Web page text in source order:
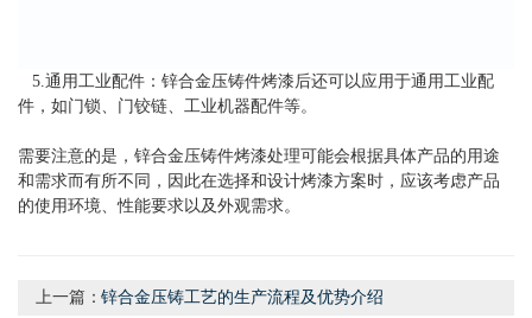
5.通用工业配件：锌合金压铸件烤漆后还可以应用于通用工业配
件，如门锁、门铰链、工业机器配件等。
需要注意的是， 锌合金压铸件烤漆处理可能会根据具体产品的用途
和需求而有所不同，因此在选择和设计烤漆方案时，应该考虑产品
的使用环境、性能要求以及外观需求。
上一篇：锌合金压铸工艺的生产流程及优势介绍